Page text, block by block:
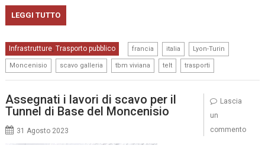
LEGGI TUTTO
Infrastrutture,Trasporto pubblico francia italia Lyon-Turin
Moncenisio scavo galleria tbm viviana telt trasporti
Assegnati i lavori di scavo per il
Tunnel di Base del Moncenisio
31 Agosto 2023
Lascia
un
commento